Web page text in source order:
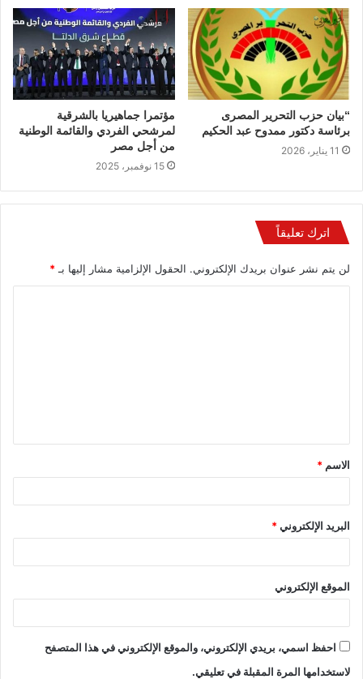
“بيان حزب التحرير المصرى
برئاسة دكتور ممدوح عبد الحكيم
11 يناير، 2026
مؤتمرا جماهيريا بالشرقية
لمرشحي الفردي والقائمة الوطنية
من أجل مصر
15 نوفمبر، 2025
اترك تعليقاً
لن يتم نشر عنوان بريدك الإلكتروني. الحقول الإلزامية مشار إليها بـ *
الاسم *
البريد الإلكتروني*
الموقع الإلكتروني
احفظ اسمي، بريدي الإلكتروني، والموقع الإلكتروني في هذا المتصفح
لاستخدامها المرة المقبلة في تعليقي.